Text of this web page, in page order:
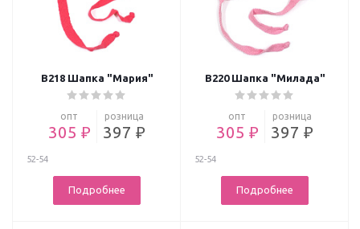
В218 Шапка "Мария"
опт
305 ₽
розница
397 ₽
52-54
Подробнее
В220 Шапка "Милада"
опт
305 ₽
розница
397 ₽
52-54
Подробнее